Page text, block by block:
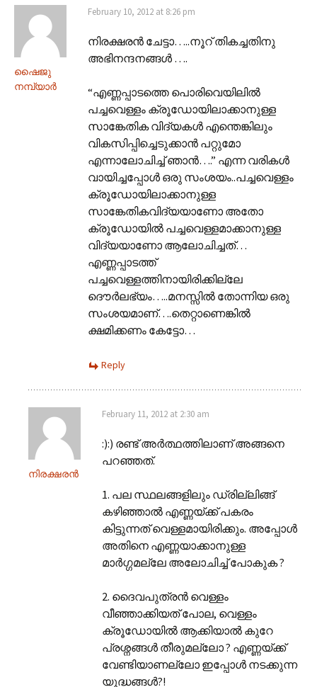
ഷൈജു
നമ്പ്യാര്‍
February 10, 2012 at 8:26 pm
നിരക്ഷരന്‍ ചേട്ടാ…..നൂറ് തികച്ചതിനു
അഭിനന്ദനങ്ങള്‍ ….
“എണ്ണപ്പാടത്തെ പൊരിവെയിലിൽ
പച്ചവെള്ളം ക്രൂഡോയിലാക്കാനുള്ള
സാങ്കേതിക വിദ്യകൾ എന്തെങ്കിലും
വികസിപ്പിച്ചെടുക്കാൻ പറ്റുമോ
എന്നാലോചിച്ച് ഞാൻ….” എന്ന വരികള്‍
വായിച്ചപ്പോള്‍ ഒരു സംശയം..പച്ചവെള്ളം
ക്രൂഡോയിലാക്കാനുള്ള
സാങ്കേതികവിദ്യയാണോ അതോ
ക്രൂഡോയില്‍ പച്ചവെള്ളമാക്കാനുള്ള
വിദ്യയാണോ ആലോചിച്ചത്…
എണ്ണപ്പാടത്ത്‌
പച്ചവെള്ളത്തിനായിരിക്കില്ലേ
ദൌര്‍ലഭ്യം…..മനസ്സില്‍ തോന്നിയ ഒരു
സംശയമാണ്….തെറ്റാണെങ്കില്‍
ക്ഷമിക്കണം കേട്ടോ…
Reply
നിരക്ഷരൻ
February 11, 2012 at 2:30 am
:):) രണ്ട് അർത്ഥത്തിലാണ് അങ്ങനെ
പറഞ്ഞത്.
1. പല സ്ഥലങ്ങളിലും ഡ്രില്ലിങ്ങ്
കഴിഞ്ഞാൽ എണ്ണയ്ക്ക് പകരം
കിട്ടുന്നത് വെള്ളമായിരിക്കും. അപ്പോൾ
അതിനെ എണ്ണയാക്കാനുള്ള
മാർഗ്ഗമല്ലേ അലോചിച്ച് പോകുക ?
2. ദൈവപുത്രൻ വെള്ളം
വീഞ്ഞാക്കിയത് പോല, വെള്ളം
ക്രൂഡോയിൽ ആക്കിയാൽ കുറേ
പ്രശ്നങ്ങൾ തീരുമല്ലോ ? എണ്ണയ്ക്ക്
വേണ്ടിയാണല്ലോ ഇപ്പോൾ നടക്കുന്ന
യുദ്ധങ്ങൾ?!